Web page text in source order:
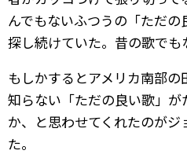
んでもないふつうの「ただの
探し続けていた。昔の歌でも
もしかするとアメリカ南部
知らない「ただの良い歌」
か、と思わせてくれたのが
た。